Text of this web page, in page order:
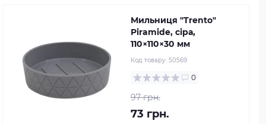
Мильниця "Trento"
Piramide, сіра,
110×110×30 мм
Код товару: 50569
0
97 грн.
73 грн.